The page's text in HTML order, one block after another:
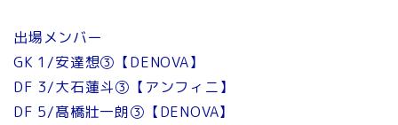
出場メンバー
GK 1/安達想③【DENOVA】
DF 3/大石蓮斗③【アンフィニ】
DF 5/髙橋壯一朗③【DENOVA】